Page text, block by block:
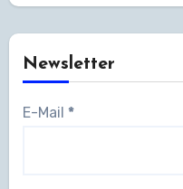
Newsletter
E-Mail *